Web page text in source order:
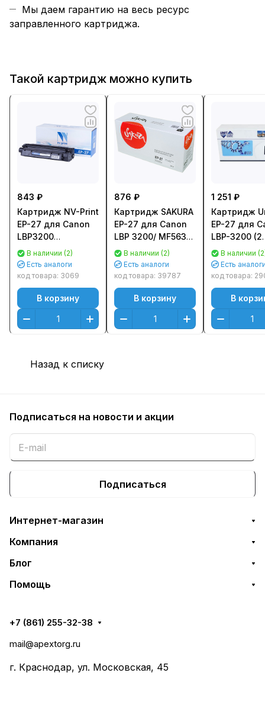
Мы даем гарантию на весь ресурс
заправленного картриджа.
Такой картридж можно купить
843 ₽
Картридж NV-Print
EP-27 для Canon
LBP3200
(2500стр.)
В наличии (2)
Есть аналоги
код товара: 3069
В корзину
876 ₽
Картридж SAKURA
EP-27 для Canon
LBP 3200/ MF5630/
5650/ 3110/ 5730/
5750/ 5770
Черный (Black)
(2500 к.)
В наличии (2)
Есть аналоги
код товара: 39787
В корзину
1 251 ₽
Картридж
EP-27 для
LBP-3200 (2
500стр.)
В наличии
Есть
код товара:
В
Назад к списку
Подписаться на новости и акции
Подписаться
Интернет-магазин
Компания
Блог
Помощь
+7 (861) 255-32-38
mail@apextorg.ru
г. Краснодар, ул. Московская, 45